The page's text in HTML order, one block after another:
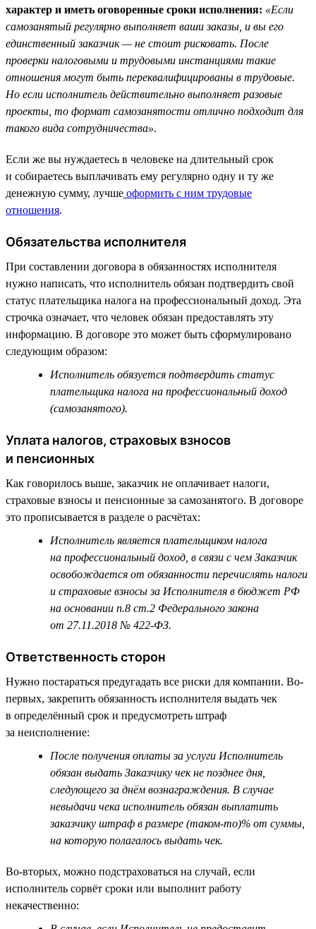
характер и иметь оговоренные сроки исполнения: «Если
самозанятый регулярно выполняет ваши заказы, и вы его
единственный заказчик — не стоит рисковать. После
проверки налоговыми и трудовыми инстанциями такие
отношения могут быть переквалифицированы в трудовые.
Но если исполнитель действительно выполняет разовые
проекты, то формат самозанятости отлично подходит для
такого вида сотрудничества».
Если же вы нуждаетесь в человеке на длительный срок
и собираетесь выплачивать ему регулярно одну и ту же
денежную сумму, лучше оформить с ним трудовые
отношения.
Обязательства исполнителя
При составлении договора в обязанностях исполнителя
нужно написать, что исполнитель обязан подтвердить свой
статус плательщика налога на профессиональный доход. Эта
строчка означает, что человек обязан предоставлять эту
информацию. В договоре это может быть сформулировано
следующим образом:
Исполнитель обязуется подтвердить статус
плательщика налога на профессиональный доход
(самозанятого).
Уплата налогов, страховых взносов
и пенсионных
Как говорилось выше, заказчик не оплачивает налоги,
страховые взносы и пенсионные за самозанятого. В договоре
это прописывается в разделе о расчётах:
Исполнитель является плательщиком налога
на профессиональный доход, в связи с чем Заказчик
освобождается от обязанности перечислять налоги
и страховые взносы за Исполнителя в бюджет РФ
на основании п.8 ст.2 Федерального закона
от 27.11.2018 № 422-ФЗ.
Ответственность сторон
Нужно постараться предугадать все риски для компании. Во-
первых, закрепить обязанность исполнителя выдать чек
в определённый срок и предусмотреть штраф
за неисполнение:
После получения оплаты за услуги Исполнитель
обязан выдать Заказчику чек не позднее дня,
следующего за днём вознаграждения. В случае
невыдачи чека исполнитель обязан выплатить
заказчику штраф в размере (таком-то)% от суммы,
на которую полагалось выдать чек.
Во-вторых, можно подстраховаться на случай, если
исполнитель сорвёт сроки или выполнит работу
некачественно: